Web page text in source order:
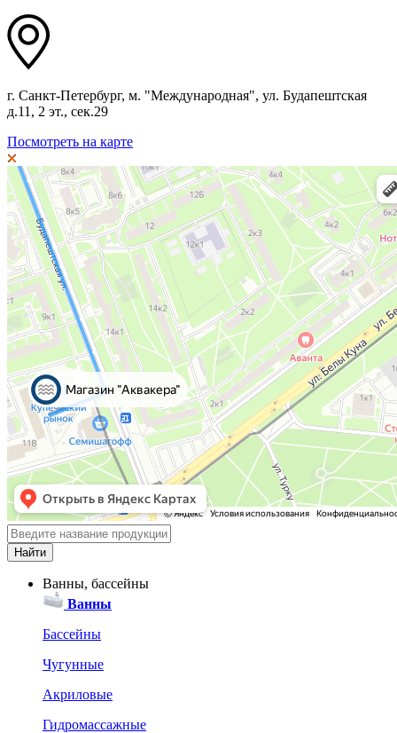
г. Санкт-Петербург, м. "Международная", ул. Будапештская
д.11, 2 эт., сек.29
Посмотреть на карте
Ванны, бассейны
Ванны
Бассейны
Чугунные
Акриловые
Гидромассажные